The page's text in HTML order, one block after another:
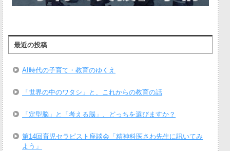
最近の投稿
AI時代の子育て・教育のゆくえ
「世界の中のワタシ」と、これからの教育の話
「定型脳」と「考える脳」、どっちを選びますか？
第14回育児セラピスト座談会「精神科医さわ先生に訊いてみ
よう」